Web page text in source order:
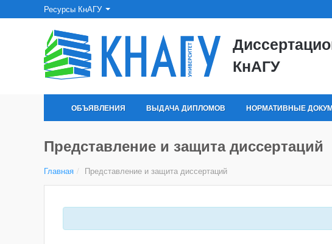
Ресурсы КнАГУ
КнАГУ
ОБЪЯВЛЕНИЯ ВЫДАЧА ДИПЛОМОВ НОРМАТИВНЫЕ
Представление и защита диссертаций
Главная / Представление и защита диссертаций